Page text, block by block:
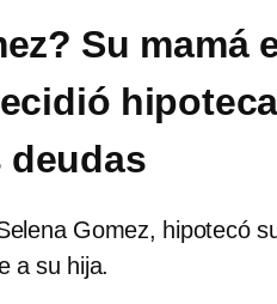
Su mamá
deudas
Gomez, hipotecó
a su hija.